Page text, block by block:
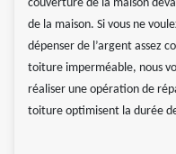
couverture de la maison
de la maison. Si vous ne
dépenser de l’argent assez
toiture imperméable, nous
réaliser une opération de
toiture optimisent la durée